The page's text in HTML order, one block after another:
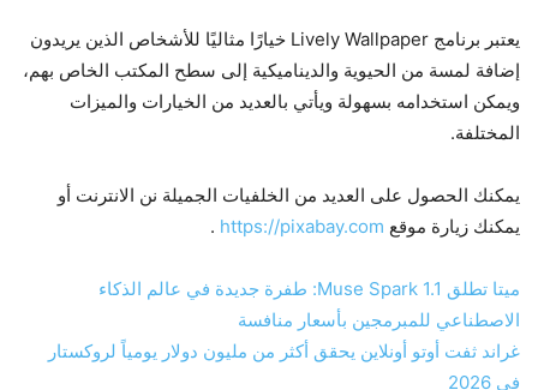
يعتبر برنامج Lively Wallpaper خيارًا مثاليًا للأشخاص الذين يريدون
إضافة لمسة من الحيوية والديناميكية إلى سطح المكتب الخاص بهم،
ويمكن استخدامه بسهولة ويأتي بالعديد من الخيارات والميزات
المختلفة.
يمكنك الحصول على العديد من الخلفيات الجميلة نن الانترنت أو
يمكنك زيارة موقع https://pixabay.com
.
ميتا تطلق Muse Spark 1.1: طفرة جديدة في عالم الذكاء
الاصطناعي للمبرمجين بأسعار منافسة
غراند ثفت أوتو أونلاين يحقق أكثر من مليون دولار يومياً لروكستار
في 2026